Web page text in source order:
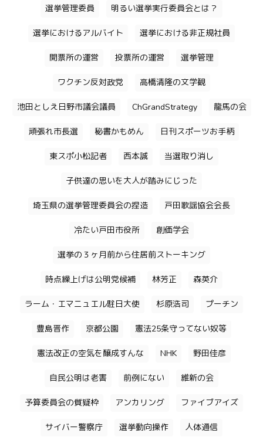
選挙管理委員 明るい選挙実行委員会とは？
選挙におけるアルバイト 選挙における非正規社員
開票所の運営 投票所の運営 選挙管理
ワクチン反対政党 高橋清隆の文学観
池田としえ日野市議会議員 ChGrandStrategy 龍馬の会
頑張れ市長選 秘書かもめん 日刊スポーツお手柄
東スポ小松記者 西本誠 当選取り消し
子供達の思いを大人が踏みにじった
埼玉県の選挙管理委員会の捏造 戸田歌謡協会会長
冷たい戸田市役所 創価学会
選挙の３ヶ月前から住居前ストーキング
時点繰上げは公明党候補 林芳正 森英介
ラーム・エマニュエル駐日大使 杉原浩司 プーチン
豊島晋作 京都公園 憲法25条守ってない奴等
憲法改正の空気を醸成すんな NHK 野田佳彦
自民公明は老害 前例にない 維新の会
予算委員会の質疑枠 アンカリング ファイブアイズ
サイバー警察庁 選挙動向操作 人体通信